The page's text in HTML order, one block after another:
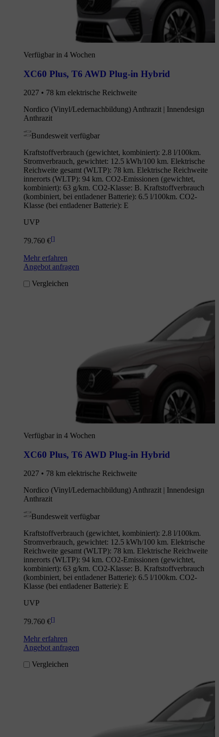
Verfügbar in 4 Wochen
XC60 Plus, T6 AWD Plug-in Hybrid
2027 • 78 km elektrische Reichweite
Nordico (Vinyl/Ledernachbildung) Anthrazit | Innendesign
Anthrazit
Bundesweit verfügbar
Kraftstoffverbrauch (gewichtet, kombiniert): 2.8 l/100km.
Stromverbrauch, gewichtet: 12.5 kWh/100 km. Elektrische
Reichweite gesamt (WLTP): 78 km. Elektrische Reichweite
innerorts (WLTP): 94 km. CO2-Emissionen (gewichtet,
kombiniert): 63 g/km. CO2-Klasse: B. Kraftstoffverbrauch
(kombiniert, bei entladener Batterie): 6.5 l/100km. CO2-
Klasse (bei entladener Batterie): E
UVP
79.760 €[]
Mehr erfahren
Angebot anfragen
Vergleichen
Verfügbar in 4 Wochen
XC60 Plus, T6 AWD Plug-in Hybrid
2027 • 78 km elektrische Reichweite
Nordico (Vinyl/Ledernachbildung) Anthrazit | Innendesign
Anthrazit
Bundesweit verfügbar
Kraftstoffverbrauch (gewichtet, kombiniert): 2.8 l/100km.
Stromverbrauch, gewichtet: 12.5 kWh/100 km. Elektrische
Reichweite gesamt (WLTP): 78 km. Elektrische Reichweite
innerorts (WLTP): 94 km. CO2-Emissionen (gewichtet,
kombiniert): 63 g/km. CO2-Klasse: B. Kraftstoffverbrauch
(kombiniert, bei entladener Batterie): 6.5 l/100km. CO2-
Klasse (bei entladener Batterie): E
UVP
79.760 €[]
Mehr erfahren
Angebot anfragen
Vergleichen